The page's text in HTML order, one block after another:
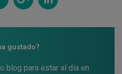
gustado?
blog para estar al día en